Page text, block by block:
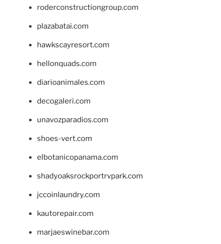
roderconstructiongroup.com
plazabatai.com
hawkscayresort.com
hellonquads.com
diarioanimales.com
decogaleri.com
unavozparadios.com
shoes-vert.com
elbotanicopanama.com
shadyoaksrockportrvpark.com
jccoinlaundry.com
kautorepair.com
marjaeswinebar.com